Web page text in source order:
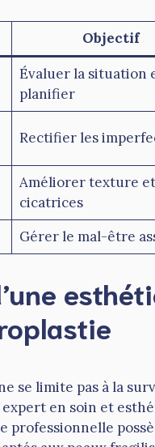
Objectif
Évaluer la situation
planifier
Rectifier les
Améliorer texture et
cicatrices
Gérer le mal-être
se limite pas à la
en soin et
professionnelle